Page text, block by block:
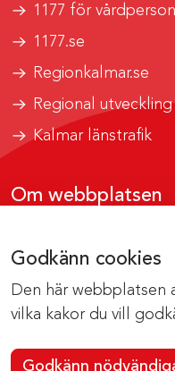
Godkänn cookies
Den här webbplatsen
vilka kakor du vill
Godkänn
1177 för
1177.se
Regionkalmar.se
Regional
Kalmar länstrafik
Om webbplatsen
Om cookies
Kontakta